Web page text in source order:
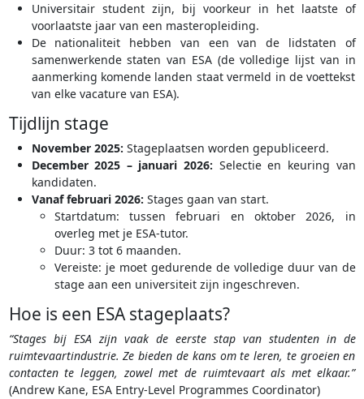
Universitair student zijn, bij voorkeur in het laatste of
voorlaatste jaar van een masteropleiding.
De nationaliteit hebben van een van de lidstaten of
samenwerkende staten van ESA (de volledige lijst van in
aanmerking komende landen staat vermeld in de voettekst
van elke vacature van ESA).
Tijdlijn stage
November 2025: Stageplaatsen worden gepubliceerd.
December 2025 – januari 2026: Selectie en keuring van
kandidaten.
Vanaf februari 2026: Stages gaan van start.
Startdatum: tussen februari en oktober 2026, in
overleg met je ESA-tutor.
Duur: 3 tot 6 maanden.
Vereiste: je moet gedurende de volledige duur van de
stage aan een universiteit zijn ingeschreven.
Hoe is een ESA stageplaats?
“Stages bij ESA zijn vaak de eerste stap van studenten in de
ruimtevaartindustrie. Ze bieden de kans om te leren, te groeien en
contacten te leggen, zowel met de ruimtevaart als met elkaar.”
(Andrew Kane, ESA Entry-Level Programmes Coordinator)